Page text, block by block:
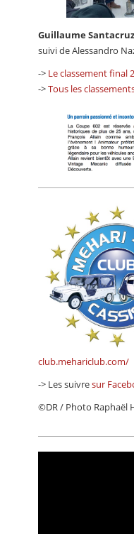
Guillaume Santacruz
suivi de Alessandro
-> Le classement final
->Tous les
club.mehariclub.com/
-> Les suivresur
©DR / Photo Raphaël